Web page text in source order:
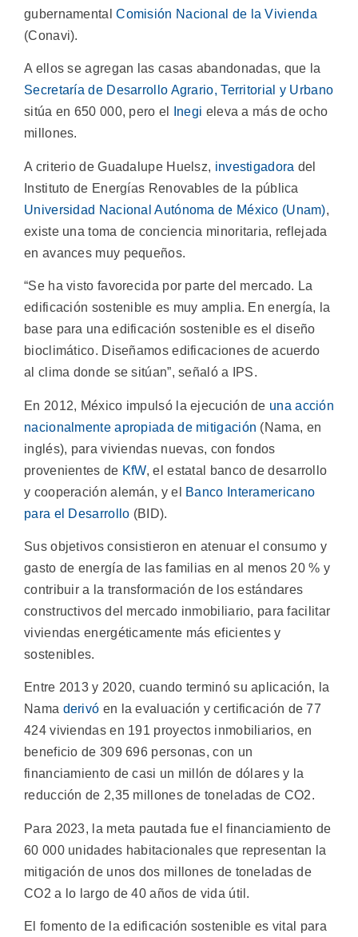
gubernamentalComisión Nacional de la Vivienda
(Conavi).
A ellos se agregan las casas abandonadas, que la
Secretaría de Desarrollo Agrario, Territorial y Urbano
sitúa en 650 000, pero el
Inegi eleva a más de ocho
millones.
A criterio de Guadalupe Huelsz, investigadora del
Instituto de Energías Renovables de la pública
Universidad Nacional Autónoma de México (Unam),
existe una toma de conciencia minoritaria, reflejada
en avances muy pequeños.
“Se ha visto favorecida por parte del mercado. La
edificación sostenible es muy amplia. En energía, la
base para una edificación sostenible es el diseño
bioclimático. Diseñamos edificaciones de acuerdo
al clima donde se sitúan”, señaló a IPS.
En 2012, México impulsó la ejecución de una acción
nacionalmente apropiada de mitigación (Nama, en
inglés), para viviendas nuevas, con fondos
provenientes de KfW, el estatal banco de desarrollo
y cooperación alemán, y el
Banco Interamericano
para el Desarrollo (BID).
Sus objetivos consistieron en atenuar el consumo y
gasto de energía de las familias en al menos 20 % y
contribuir a la transformación de los estándares
constructivos del mercado inmobiliario, para facilitar
viviendas energéticamente más eficientes y
sostenibles.
Entre 2013 y 2020, cuando terminó su aplicación, la
Nama derivó en la evaluación y certificación de 77
424 viviendas en 191 proyectos inmobiliarios, en
beneficio de 309 696 personas, con un
financiamiento de casi un millón de dólares y la
reducción de 2,35 millones de toneladas de CO2.
Para 2023, la meta pautada fue el financiamiento de
60 000 unidades habitacionales que representan la
mitigación de unos dos millones de toneladas de
CO2 a lo largo de 40 años de vida útil.
El fomento de la edificación sostenible es vital para